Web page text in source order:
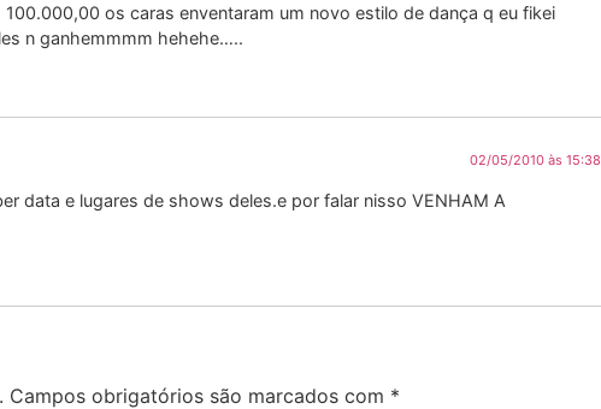
os caras enventaram um novo estilo de dança q eu fikei
n ganhemmmm hehehe…..
02/05/2010 às 15:38
data e lugares de shows deles.e por falar nisso VENHAM A
Campos obrigatórios são marcados com *